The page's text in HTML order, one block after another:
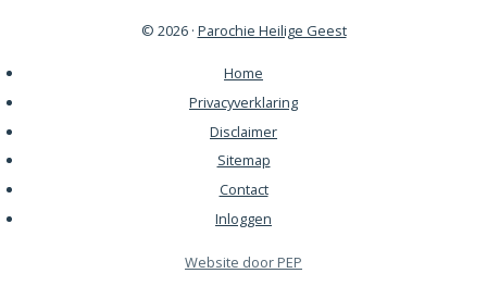
© 2026 · Parochie Heilige Geest
Home
Privacyverklaring
Disclaimer
Sitemap
Contact
Inloggen
Website door PEP